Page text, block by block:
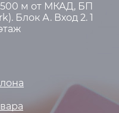
500 м от МКАД, БП
Блок А. Вход 2. 1